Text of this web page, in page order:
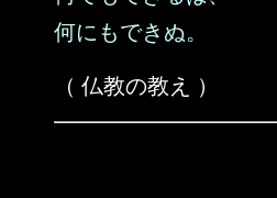
何にもできぬ。
（ 仏教の教え ）